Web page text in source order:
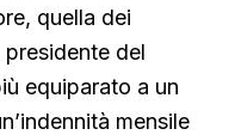
quella dei
del
equiparato a un
mensile